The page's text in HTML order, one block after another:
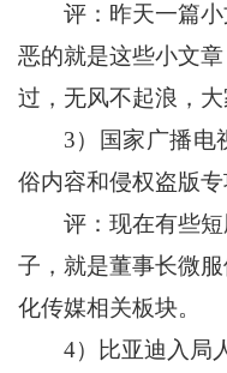
评：昨天一篇小
恶的就是这些小文
过，无风不起浪，大
3）国家广播电
俗内容和侵权盗版专
评：现在有些短
子，就是董事长微
化传媒相关板块。
4）比亚迪入局人